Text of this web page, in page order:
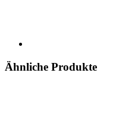
Ähnliche Produkte